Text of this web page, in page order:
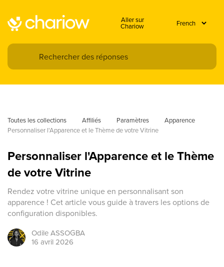
Aller sur
Chariow
Toutes les collections Affiliés Paramètres
Apparence
Personnaliser l'Apparence et le Thème de votre Vitrine
Personnaliser l'Apparence et le Thème
de votre Vitrine
Rendez votre vitrine unique en personnalisant son
apparence ! Cet article vous guide à travers les options de
configuration disponibles.
OdileASSOGBA
16 avril 2026